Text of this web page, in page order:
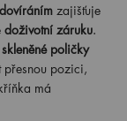
zajišťuje
doživotní záruku.
poličky
přesnou pozici,
má